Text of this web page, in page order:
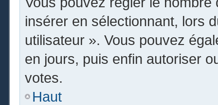
insérer en sélectionnant, lors
utilisateur ». Vous pouvez
en jours, puis enfin autoriser
votes.
Haut